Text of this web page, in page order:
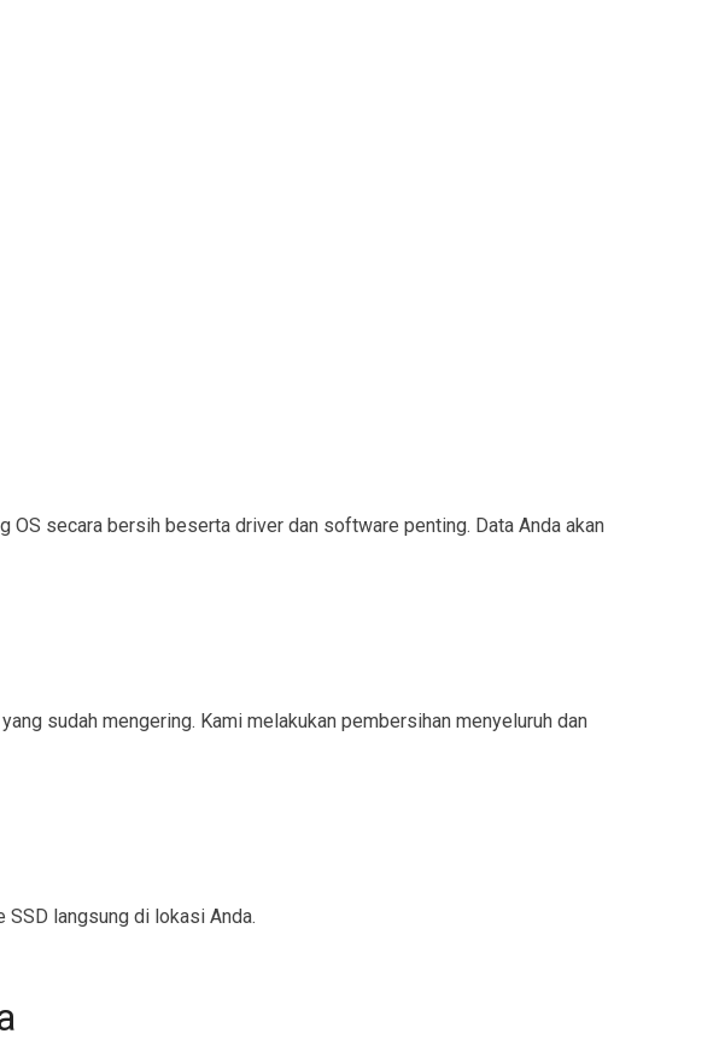
OS secara bersih beserta driver dan software penting. Data Anda akan
sudah mengering. Kami melakukan pembersihan menyeluruh dan
SSD langsung di lokasi Anda.